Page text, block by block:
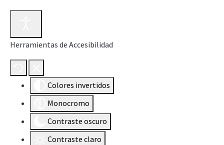
Herramientas de Accesibilidad
Colores invertidos
Monocromo
Contraste oscuro
Contraste claro